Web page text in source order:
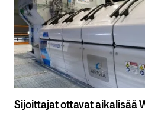
Sijoittajat ottavat aikalisää